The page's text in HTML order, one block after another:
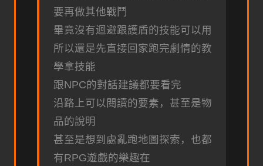
要再做其他戰鬥
畢竟沒有迴避跟護盾的技能可以用
所以還是先直接回家跑完劇情的教
學拿技能
跟NPC的對話建議都要看完
沿路上可以閱讀的要素，甚至是物
品的說明
甚至是想到處亂跑地圖探索，也都
有RPG遊戲的樂趣在